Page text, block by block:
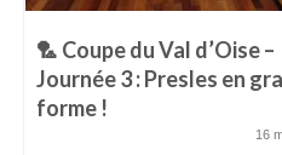
🏸 Coupe du Val d’Oise –
Journée 3 : Presles en
forme !
16